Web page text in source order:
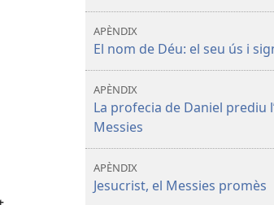
APÈNDIX
El nom de Déu: el seu ús i
APÈNDIX
La profecia de Daniel prediu
Messies
APÈNDIX
Jesucrist, el Messies promès